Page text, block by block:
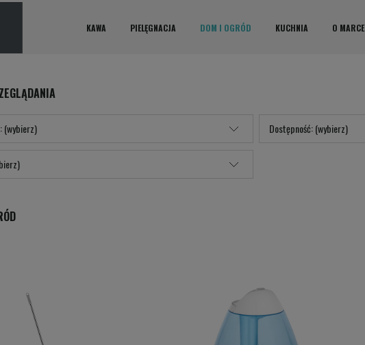
KAWA PIELĘGNACJA DOM I OGRÓD KUCHNIA O MARCE
(wybierz) Dostępność: (wybierz)